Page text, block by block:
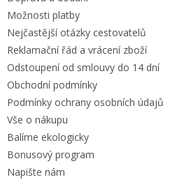
Možnosti platby
Nejčastější otázky cestovatelů
Reklamační řád a vrácení zboží
Odstoupení od smlouvy do 14 dní
Obchodní podmínky
Podmínky ochrany osobních údajů
Vše o nákupu
Balíme ekologicky
Bonusový program
Napište nám